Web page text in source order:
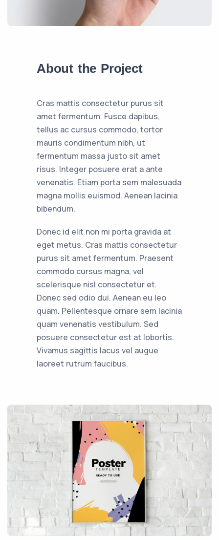
About the Project
Cras mattis consectetur purus sit
amet fermentum. Fusce dapibus,
tellus ac cursus commodo, tortor
mauris condimentum nibh, ut
fermentum massa justo sit amet
risus. Integer posuere erat a ante
venenatis. Etiam porta sem malesuada
magna mollis euismod. Aenean lacinia
bibendum.
Donec id elit non mi porta gravida at
eget metus. Cras mattis consectetur
purus sit amet fermentum. Praesent
commodo cursus magna, vel
scelerisque nisl consectetur et.
Donec sed odio dui. Aenean eu leo
quam. Pellentesque ornare sem lacinia
quam venenatis vestibulum. Sed
posuere consectetur est at lobortis.
Vivamus sagittis lacus vel augue
laoreet rutrum faucibus.